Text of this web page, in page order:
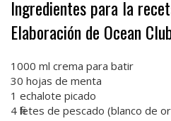
Ingredientes para la
Elaboración de Ocean
1000 ml crema para batir
30 hojas de menta
1 echalote picado
4 filetes de pescado (blanco de